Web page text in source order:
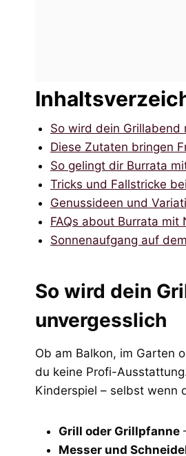
So wird dein Grillabend
Diese Zutaten bringen
So gelingt dir Burrata
Tricks und Fallstricke
Genussideen und
FAQs about Burrata mit
Sonnenaufgang auf
So wird dein
unvergesslich
Ob am Balkon, im Garten
du keine Profi-
Kinderspiel – selbst wenn
Grill oder Grillpfanne
Messer und